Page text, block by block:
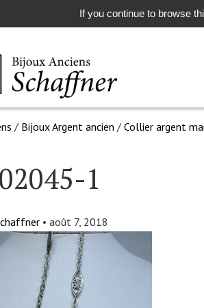
/ Bijoux Argent ancien / Collier argent
1
• août 7, 2018
If you continue to browse